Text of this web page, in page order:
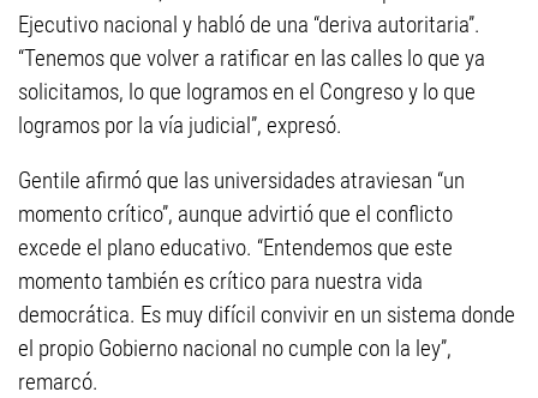
Ejecutivo nacional y habló de una “deriva autoritaria”.
“Tenemos que volver a ratificar en las calles lo que ya
solicitamos, lo que logramos en el Congreso y lo que
logramos por la vía judicial”, expresó.
Gentile afirmó que las universidades atraviesan “un
momento crítico”, aunque advirtió que el conflicto
excede el plano educativo. “Entendemos que este
momento también es crítico para nuestra vida
democrática. Es muy difícil convivir en un sistema donde
el propio Gobierno nacional no cumple con la ley”,
remarcó.